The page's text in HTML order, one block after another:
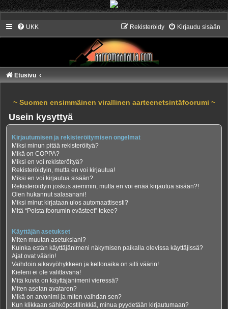
UKK Kirjaudu sisään
Rekisteröidy
Etusivu
~ Suomen ensimmäinen virallinen aarteenetsintäfoorumi ~
Usein kysyttyä
Kirjautumisen ja rekisteröitymisen ongelmat
Miksi minun pitää rekisteröityä?
Mikä on COPPA?
Miksi en voi rekisteröityä?
Rekisteröidyin, mutta en voi kirjautua!
Miksi en voi kirjautua sisään?
Rekisteröidyin joskus aiemmin, mutta en voi enää kirjautua sisään?!
Olen hukannut salasanani!
Miksi minut kirjataan ulos automaattisesti?
Mitä “Poista foorumin evästeet” tekee?
Käyttäjän asetukset
Miten muutan asetuksiani?
Kuinka estän käyttäjänimeni näkymisen paikalla olevissa käyttäjissä?
Ajat ovat väärin!
Vaihdoin aikavyöhykkeen ja kellonaika on silti väärin!
Kieleni ei ole valittavana!
Mitä kuvia on käyttäjänimeni vieressä?
Miten asetan avataren?
Mikä on arvonimi ja miten vaihdan sen?
Kun klikkaan sähköpostilinkkiä, minua pyydetään kirjautumaan?